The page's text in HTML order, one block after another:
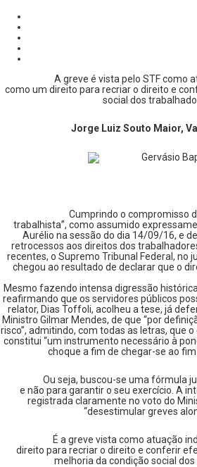
A greve é vista pelo STF como
como um direito para recriar o direito e
social dos
Jorge Luiz Souto Maior,
Cumprindo o compromisso
trabalhista”, como assumido
Aurélio na sessão do dia 14/09/16, e
retrocessos aos direitos dos
recentes, o Supremo Tribunal Federal, no
chegou ao resultado de declarar que o
Mesmo fazendo intensa digressão
reafirmando que os servidores públicos
relator, Dias Toffoli, acolheu a tese, já
Ministro Gilmar Mendes, de que “por
risco”, admitindo, com todas as letras, que
constitui “um instrumento necessário à
choque a fim de chegar-se ao fim
Ou seja, buscou-se uma fórmula
e não para garantir o seu exercício. A
registrada claramente no voto do
“desestimular greves
É a greve vista como atuação
direito para recriar o direito e conferir
melhoria da condição social dos